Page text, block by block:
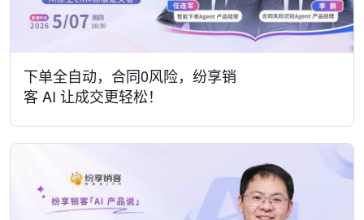
下单全自动，合同0风险，纷享销
客 AI 让成交更轻松！